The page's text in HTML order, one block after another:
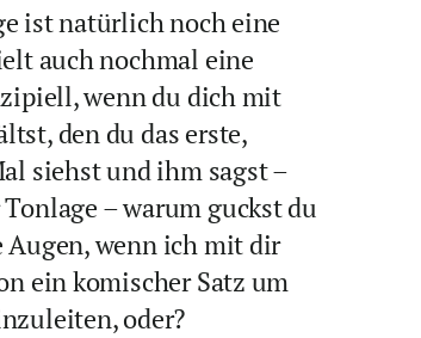
ist natürlich noch eine
auch nochmal eine
wenn du dich mit
den du das erste,
siehst und ihm sagst –
– warum guckst du
wenn ich mit dir
ein komischer Satz um
oder?